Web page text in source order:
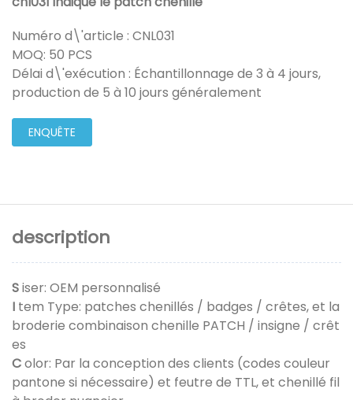
Numéro d\'article : CNL031
MOQ: 50 PCS
Délai d\'exécution : Échantillonnage de 3 à 4 jours,
production de 5 à 10 jours généralement
ENQUÊTE
description
Siser: OEM personnalisé
I tem Type: patches chenillés / badges / crêtes, et la
broderie combinaison chenille PATCH / insigne / crêt
es
Color: Par la conception des clients (codes couleur
pantone si nécessaire) et feutre de TTL, et chenillé fil